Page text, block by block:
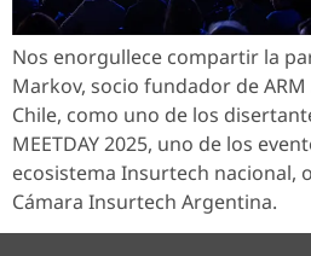
Nos enorgullece compartir la
Markov, socio fundador de
Chile, como uno de los
MEETDAY 2025, uno de los
ecosistema Insurtech nacional,
Cámara Insurtech Argentina.